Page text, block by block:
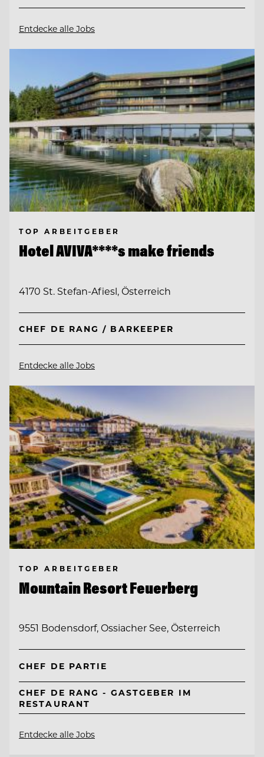
Entdecke alle Jobs
TOP ARBEITGEBER
Hotel AVIVA****s make friends
4170 St. Stefan-Afiesl, Österreich
CHEF DE RANG / BARKEEPER
Entdecke alle Jobs
TOP ARBEITGEBER
Mountain Resort Feuerberg
9551 Bodensdorf, Ossiacher See, Österreich
CHEF DE PARTIE
CHEF DE RANG - GASTGEBER IM
RESTAURANT
Entdecke alle Jobs